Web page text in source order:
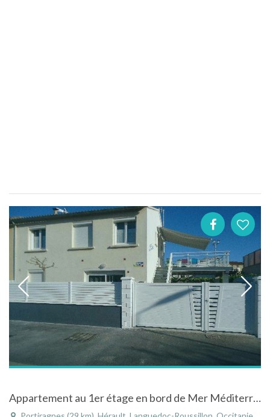
Appartement au 1er étage en bord de Mer Méditerranée à Portiragnes dans le Languedoc-Roussillon